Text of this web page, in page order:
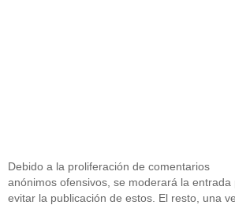
Debido a la proliferación de comentarios
anónimos ofensivos, se moderará la entrada
evitar la publicación de estos. El resto, una